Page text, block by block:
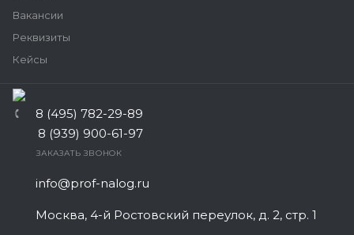
Вакансии
Реквизиты
Кейсы
8 (495) 782-29-89
8 (939) 900-61-97
ЗАКАЗАТЬ ЗВОНОК
info@prof-nalog.ru
Москва, 4-й Ростовский переулок, д. 2, стр. 1